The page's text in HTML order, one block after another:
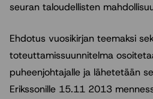
seuran taloudellisten
Ehdotus vuosikirjan teemaksi
toteuttamissuunnitelma
puheenjohtajalle ja lähetetään
Erikssonille 15.11 2013